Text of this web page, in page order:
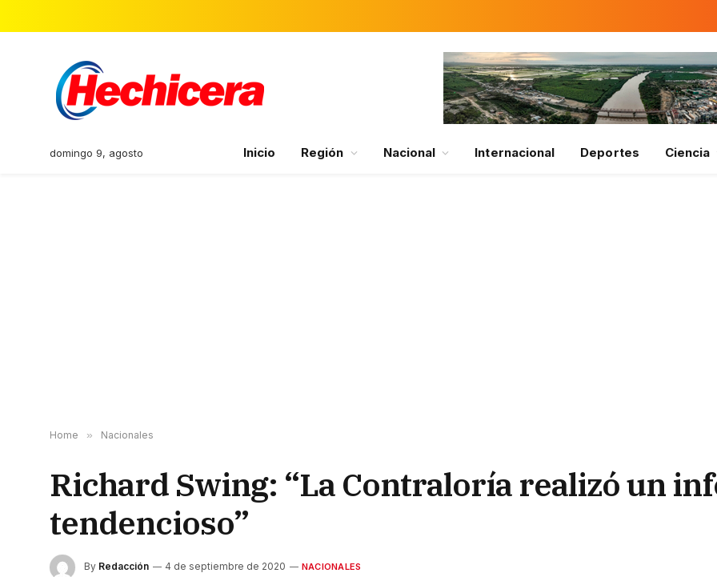
domingo 9, agosto Inicio Región Nacional Internacional Deportes Ciencia
Home » Nacionales
Richard Swing: “La Contraloría realizó un
tendencioso”
By Redacción 4 de septiembre de 2020 NACIONALES